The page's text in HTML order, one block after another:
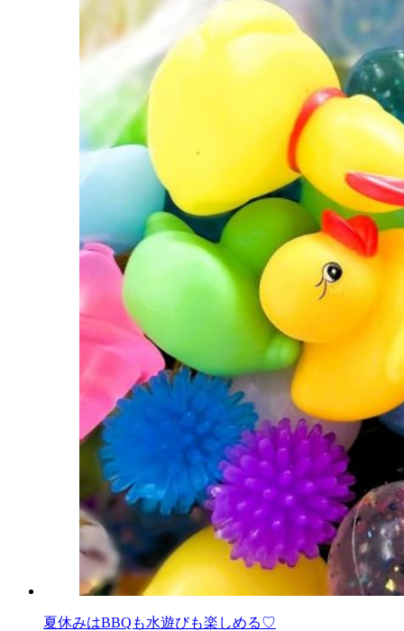
夏休みはBBQも水遊びも楽しめる♡